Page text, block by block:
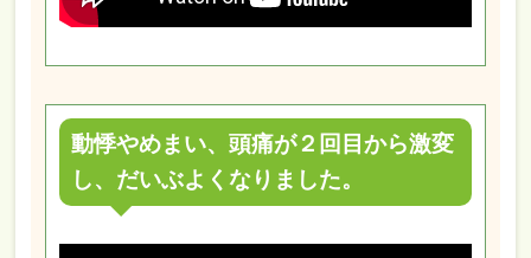
動悸やめまい、頭痛が２回目から激変
し、だいぶよくなりました。